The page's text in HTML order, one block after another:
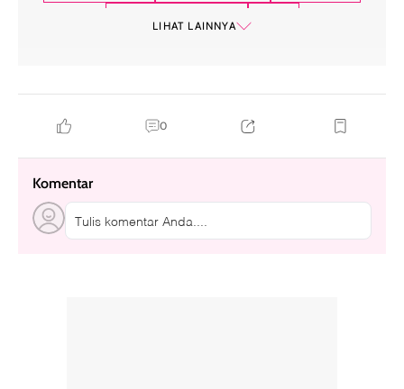
LIHAT LAINNYA
0
Komentar
Tulis komentar Anda....